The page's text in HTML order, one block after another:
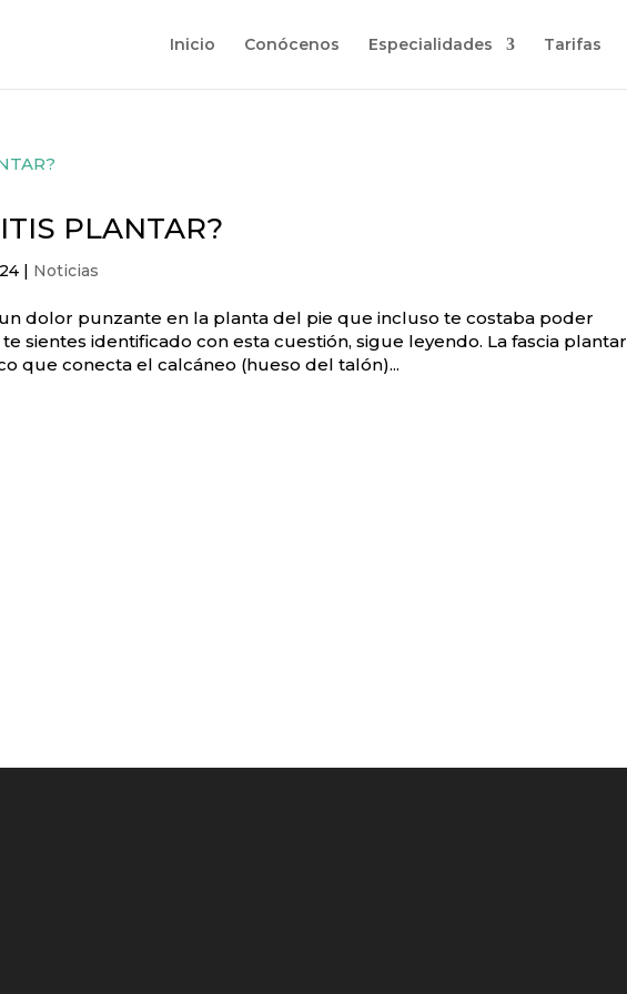
Inicio Conócenos Especialidades Tarifas
PLANTAR?
| Noticias
dolor punzante en la planta del pie que incluso te costaba poder
sientes identificado con esta cuestión, sigue leyendo. La fascia plantar
que conecta el calcáneo (hueso del talón)...